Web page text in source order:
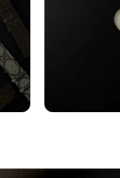
Watch